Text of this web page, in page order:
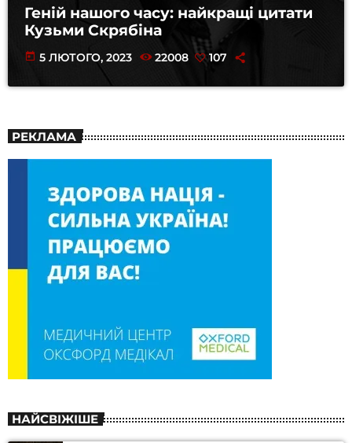
Геній нашого часу: найкращі цитати
Кузьми Скрябіна
today 5 ЛЮТОГО, 2023 22008 107
РЕКЛАМА
НАЙСВІЖІШЕ